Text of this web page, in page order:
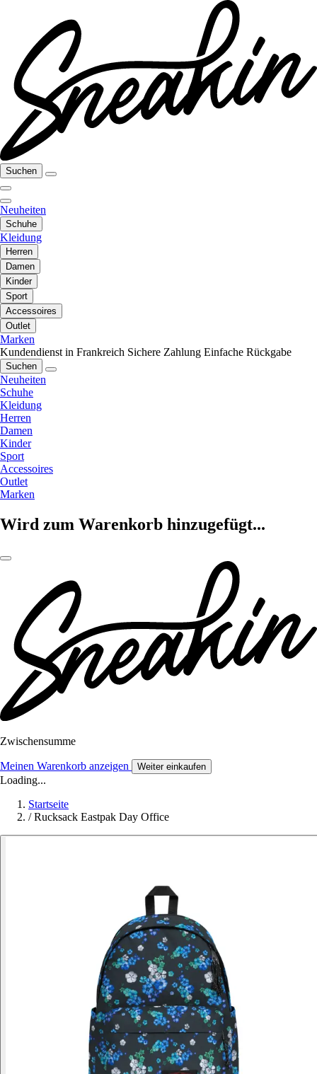
Suchen
Neuheiten
Schuhe
Kleidung
Herren
Damen
Kinder
Sport
Accessoires
Outlet
Marken
Kundendienst in Frankreich Sichere Zahlung Einfache Rückgabe
Suchen
Neuheiten
Schuhe
Kleidung
Herren
Damen
Kinder
Sport
Accessoires
Outlet
Marken
Wird zum Warenkorb hinzugefügt...
Zwischensumme
Meinen Warenkorb anzeigen Weiter einkaufen
Loading...
Startseite
/ Rucksack Eastpak Day Office